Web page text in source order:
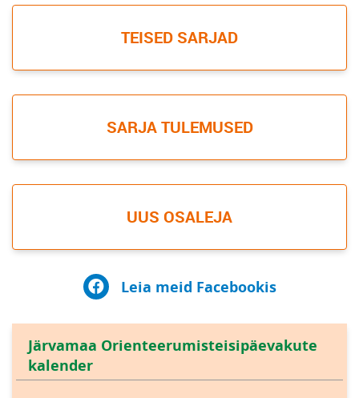
TEISED SARJAD
SARJA TULEMUSED
UUS OSALEJA
Leia meid Facebookis
Järvamaa Orienteerumisteisipäevakute
kalender